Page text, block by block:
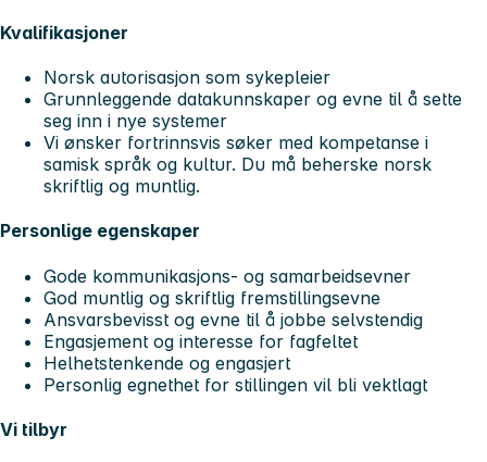
Kvalifikasjoner
Norsk autorisasjon som sykepleier
Grunnleggende datakunnskaper og evne til å sette
seg inn i nye systemer
Vi ønsker fortrinnsvis søker med kompetanse i
samisk språk og kultur. Du må beherske norsk
skriftlig og muntlig.
Personlige egenskaper
Gode kommunikasjons- og samarbeidsevner
God muntlig og skriftlig fremstillingsevne
Ansvarsbevisst og evne til å jobbe selvstendig
Engasjement og interesse for fagfeltet
Helhetstenkende og engasjert
Personlig egnethet for stillingen vil bli vektlagt
Vi tilbyr